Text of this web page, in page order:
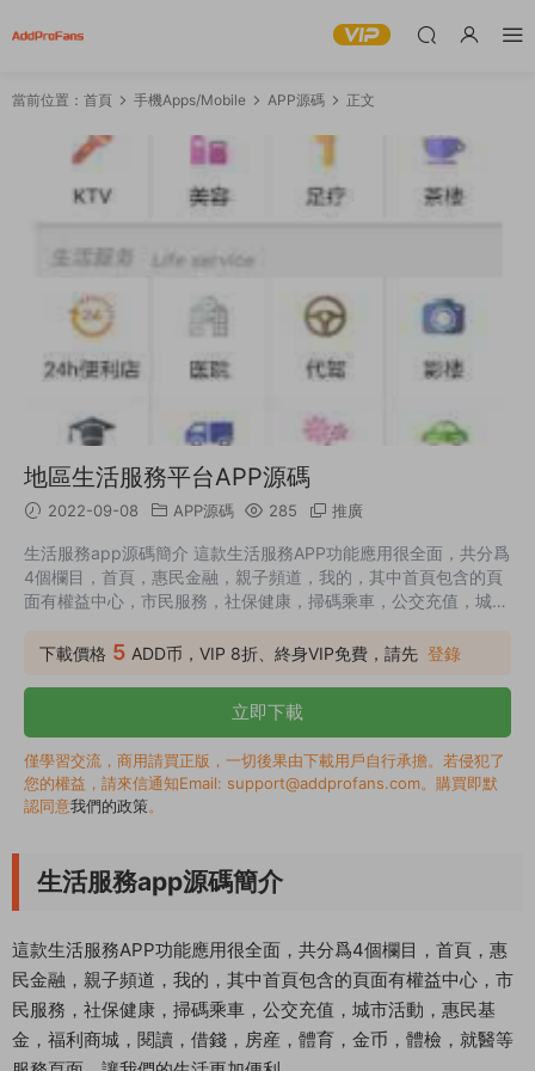
當前位置： 首頁 手機Apps/Mobile APP源碼 正文
地區生活服務平台APP源碼
2022-09-08 APP源碼 285 推廣
生活服務app源碼簡介 這款生活服務APP功能應用很全面，共分爲
4個欄目，首頁，惠民金融，親子頻道，我的，其中首頁包含的頁
面有權益中心，市民服務，社保健康，掃碼乘車，公交充值，城市
檢，就醫等服務頁面，讓我們的生活更加便利。
下載價格 5 ADD币，VIP 8折、終身VIP免費，請先 登錄
立即下載
僅學習交流，商用請買正版，一切後果由下載用戶自行承擔。若侵犯了
您的權益，請來信通知Email: support@addprofans.com。購買即默
認同意我們的政策。
生活服務app源碼簡介
這款生活服務APP功能應用很全面，共分爲4個欄目，首頁，惠
民金融，親子頻道，我的，其中首頁包含的頁面有權益中心，市
民服務，社保健康，掃碼乘車，公交充值，城市活動，惠民基
金，福利商城，閱讀，借錢，房産，體育，金币，體檢，就醫等